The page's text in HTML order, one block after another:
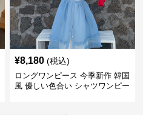
¥8,180 (税込)
ロングワンピース 今季新作 韓国
風 優しい色合い シャツワンピー